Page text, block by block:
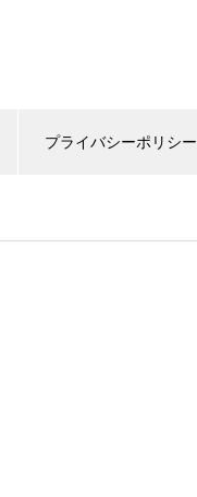
プライバシーポリシー